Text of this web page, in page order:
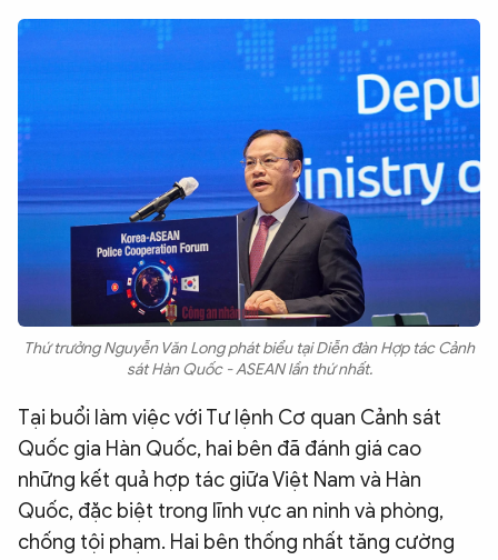
Thứ trưởng Nguyễn Văn Long phát biểu tại Diễn đàn Hợp tác Cảnh
sát Hàn Quốc - ASEAN lần thứ nhất.
Tại buổi làm việc với Tư lệnh Cơ quan Cảnh sát
Quốc gia Hàn Quốc, hai bên đã đánh giá cao
những kết quả hợp tác giữa Việt Nam và Hàn
Quốc, đặc biệt trong lĩnh vực an ninh và phòng,
chống tội phạm. Hai bên thống nhất tăng cường